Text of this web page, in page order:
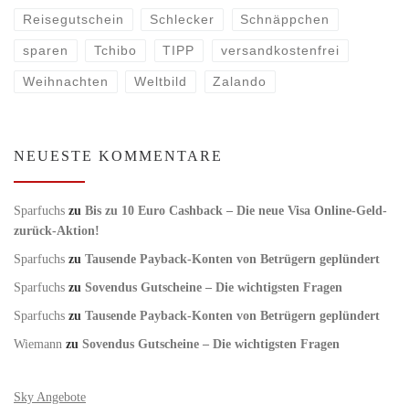
Reisegutschein Schlecker Schnäppchen
sparen Tchibo TIPP versandkostenfrei
Weihnachten Weltbild Zalando
NEUESTE KOMMENTARE
Sparfuchs zu Bis zu 10 Euro Cashback – Die neue Visa Online-Geld-
zurück-Aktion!
Sparfuchs zu Tausende Payback-Konten von Betrügern geplündert
Sparfuchs zu Sovendus Gutscheine – Die wichtigsten Fragen
Sparfuchs zu Tausende Payback-Konten von Betrügern geplündert
Wiemann zu Sovendus Gutscheine – Die wichtigsten Fragen
Sky Angebote